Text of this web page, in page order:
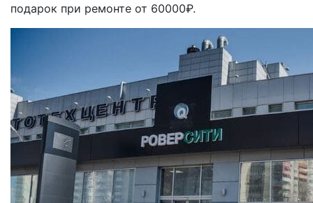
подарок при ремонте от 60000₽.